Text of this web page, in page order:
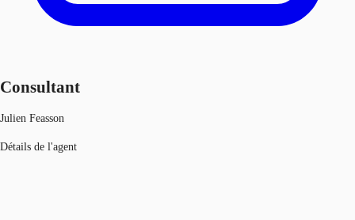
Consultant
Julien Feasson
Détails de l'agent